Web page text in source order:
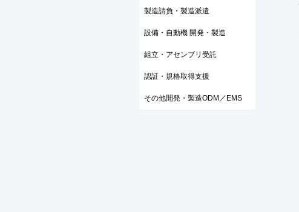
製造請負・製造派遣
設備・自動機 開発・製造
組立・アセンブリ受託
認証・規格取得支援
その他開発・製造ODM／EMS